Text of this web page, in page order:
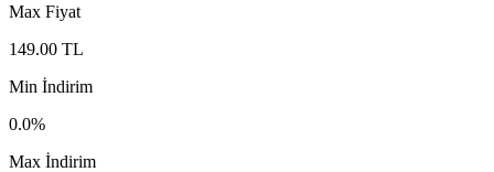
Max Fiyat
149.00 TL
Min İndirim
0.0%
Max İndirim